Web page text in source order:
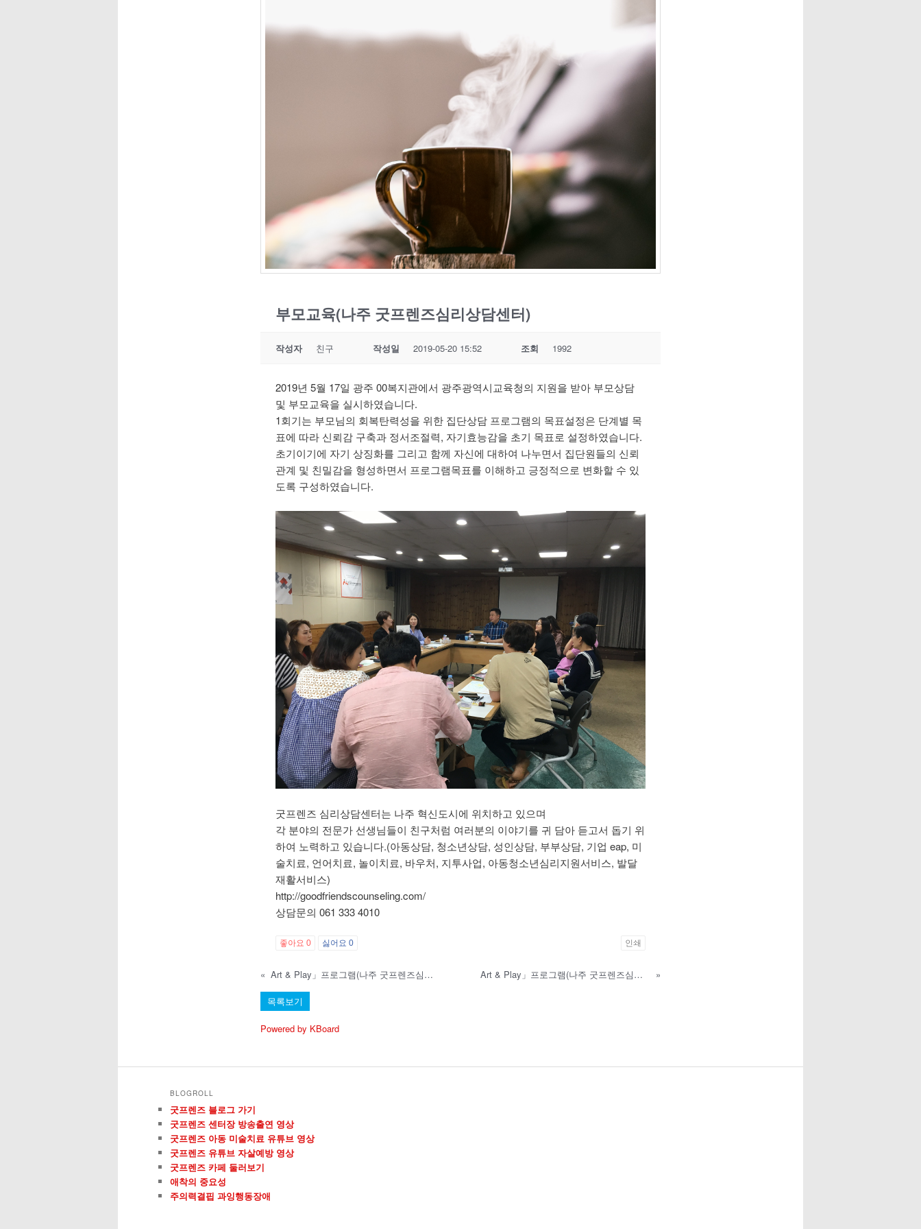
부모교육(나주 굿프렌즈심리상담센터)
작성자 친구 작성일 2019-05-20 15:52 조회 1992
2019년 5월 17일 광주 00복지관에서 광주광역시교육청의 지원을 받아 부모상담
및 부모교육을 실시하였습니다.
1회기는 부모님의 회복탄력성을 위한 집단상담 프로그램의 목표설정은 단계별 목
표에 따라 신뢰감 구축과 정서조절력, 자기효능감을 초기 목표로 설정하였습니다.
초기이기에 자기 상징화를 그리고 함께 자신에 대하여 나누면서 집단원들의 신뢰
관계 및 친밀감을 형성하면서 프로그램목표를 이해하고 긍정적으로 변화할 수 있
도록 구성하였습니다.
굿프렌즈 심리상담센터는 나주 혁신도시에 위치하고 있으며
각 분야의 전문가 선생님들이 친구처럼 여러분의 이야기를 귀 담아 듣고서 돕기 위
하여 노력하고 있습니다.(아동상담, 청소년상담, 성인상담, 부부상담, 기업 eap, 미
술치료, 언어치료, 놀이치료, 바우처, 지투사업, 아동청소년심리지원서비스, 발달
재활서비스)
http://goodfriendscounseling.com/
상담문의 061 333 4010
좋아요 0 싫어요 0 인쇄
« Art & Play」프로그램(나주 굿프렌즈심리상담센터) Art & Play」프로그램(나주 굿프렌즈심리상담센터) »
목록보기
Powered by KBoard
BLOGROLL
굿프렌즈 블로그 가기
굿프렌즈 센터장 방송출연 영상
굿프렌즈 아동 미술치료 유튜브 영상
굿프렌즈 유튜브 자살예방 영상
굿프렌즈 카페 둘러보기
애착의 중요성
주의력결핍 과잉행동장애